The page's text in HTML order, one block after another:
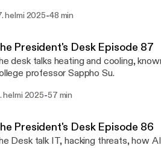
helmi 2025-48 min
President's Desk Episode 87
desk talks heating and cooling,
professor Sappho Su.
helmi 2025-57 min
President's Desk Episode 86
Desk talk IT, hacking threats, how